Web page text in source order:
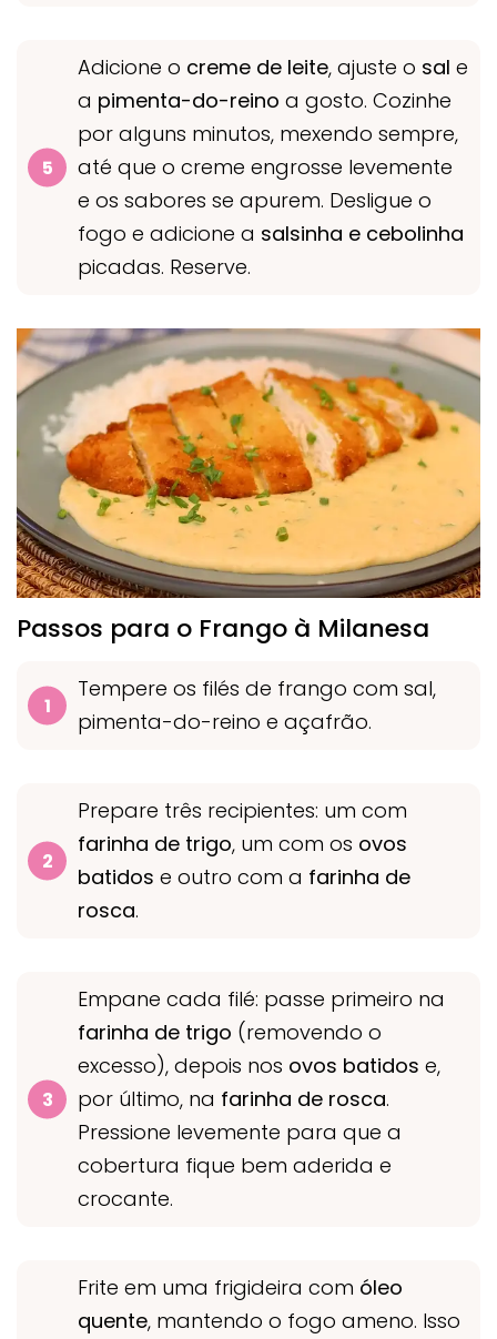
Adicione o creme de leite, ajuste o sal e
a pimenta-do-reino a gosto. Cozinhe
por alguns minutos, mexendo sempre,
até que o creme engrosse levemente
e os sabores se apurem. Desligue o
fogo e adicione a salsinha e cebolinha
picadas. Reserve.
Passos para o Frango à Milanesa
Tempere os filés de frango com sal,
pimenta-do-reino e açafrão.
Prepare três recipientes: um com
farinha de trigo, um com os ovos
batidos e outro com a farinha de
rosca.
Empane cada filé: passe primeiro na
farinha de trigo (removendo o
excesso), depois nos ovos batidos e,
por último, na farinha de rosca.
Pressione levemente para que a
cobertura fique bem aderida e
crocante.
Frite em uma frigideira com óleo
quente, mantendo o fogo ameno. Isso